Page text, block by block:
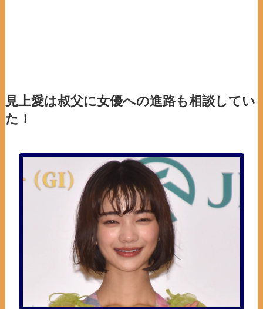
見上愛は叔父に女優への進路も相談してい
た！